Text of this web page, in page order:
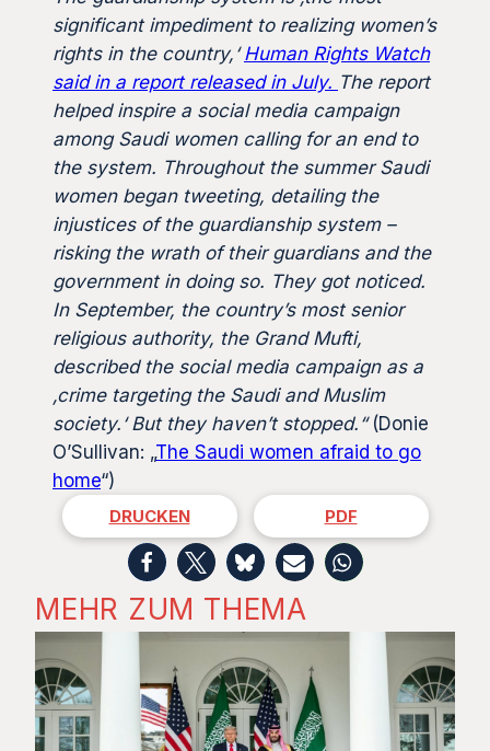
significant impediment to realizing women’s
rights in the country,‘Human Rights Watch
said in a report released in July. The report
helped inspire a social media campaign
among Saudi women calling for an end to
the system. Throughout the summer Saudi
women began tweeting, detailing the
injustices of the guardianship system –
risking the wrath of their guardians and the
government in doing so. They got noticed.
In September, the country’s most senior
religious authority, the Grand Mufti,
described the social media campaign as a
‚crime targeting the Saudi and Muslim
society.‘ But they haven’t stopped.“ (Donie
O’Sullivan: „The Saudi women afraid to go
home“)
DRUCKEN PDF
MEHR ZUM THEMA